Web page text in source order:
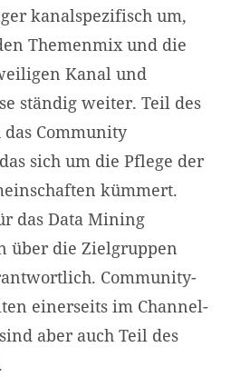
kanalspezifisch um,
Themenmix und die
Kanal und
ständig weiter. Teil des
das Community
sich um die Pflege der
kümmert.
das Data Mining
über die Zielgruppen
Community-
einerseits im Channel-
aber auch Teil des